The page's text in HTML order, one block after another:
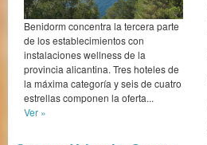
Benidorm concentra la tercera parte
de los establecimientos con
instalaciones wellness de la
provincia alicantina. Tres hoteles de
la máxima categoría y seis de cuatro
estrellas componen la oferta...
Ver »